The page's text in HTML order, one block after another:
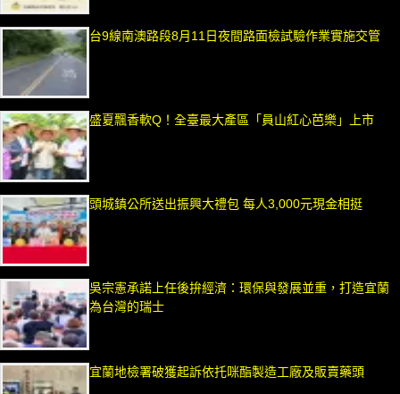
台9線南澳路段8月11日夜間路面檢試驗作業實施交管
盛夏飄香軟Q！全臺最大產區「員山紅心芭樂」上市
頭城鎮公所送出振興大禮包 每人3,000元現金相挺
吳宗憲承諾上任後拚經濟：環保與發展並重，打造宜蘭
為台灣的瑞士
宜蘭地檢署破獲起訴依托咪酯製造工廠及販賣藥頭